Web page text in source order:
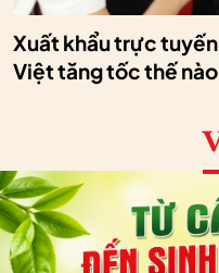
Xuất khẩu trực
Việt tăng tốc thế